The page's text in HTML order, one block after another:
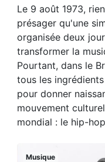
Le 9 août 1973,
présager qu'une
organisée deux
transformer la
Pourtant, dans le
tous les
pour donner
mouvement
mondial : le hip-
Musique